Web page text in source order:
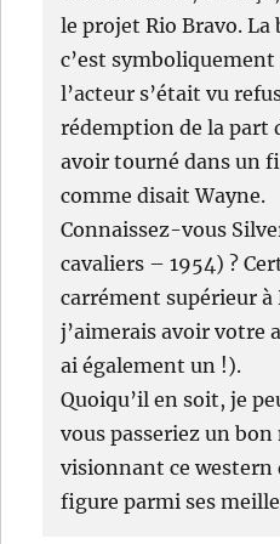
le projet Rio Bravo. La
c’est
l’acteur s’était vu
rédemption de la part
avoir tourné dans un
comme disait Wayne.
Connaissez-vous
cavaliers – 1954) ?
carrément supérieur
j’aimerais avoir votre
ai également un !).
Quoiqu’il en soit, je
vous passeriez un
visionnant ce western
figure parmi ses